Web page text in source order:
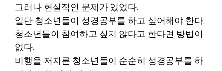
그러나 현실적인 문제가 있었다.
일단 청소년들이 성경공부를 하고 싶어해야 한다.
청소년들이 참여하고 싶지 않다고 한다면 방법이
없다.
비행을 저지른 청소년들이 순순히 성경공부를 하